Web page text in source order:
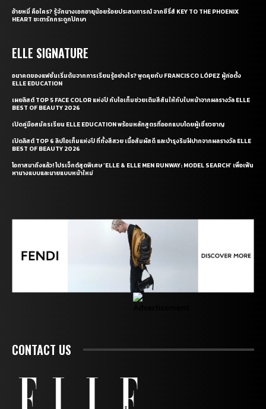
อ้ายหมี่ คือใคร? รู้จักนางเอกอายุน้อยร้อยประสบการณ์ จากซีรี่ส์ KEY TO THE PHOENIX
HEART ชะตารักกระดูกปักษา
ELLE SIGNATURE
อนาคตของแฟชั่นเริ่มต้นจากการเรียนรู้อย่างไร? พูดคุยกับ FRANCISCO LÓPEZ ผู้ก่อตั้ง
ELLE EDUCATION
เผยลิสต์ TOP 5 FACE COLOR แห่งปี กับไอเท็มช่วยเติมสีสันให้กับใบหน้าจากผลรางวัล ELLE
BEST OF BEAUTY 2026
เปิดคู่มือสมัครเรียน ELLE EDUCATION พร้อมหลักสูตรที่ออกแบบโดยผู้เชี่ยวชาญ
เปิดลิสต์ TOP 6 ลิปไอเท็มแห่งปี ที่ทั้งสีสวย เนื้อสัมผัสดี และบำรุงริมฝีปากจากผลรางวัล ELLE
BEST OF BEAUTY 2026
โอกาสมาถึงแล้ว! โปรเจ็กต์สุดพิเศษ ‘ELLE & ELLE MEN RUNWAY: MODEL SEARCH’ เพื่อเฟ้น
หานางแบบและนายแบบหน้าใหม่
CONTACT US